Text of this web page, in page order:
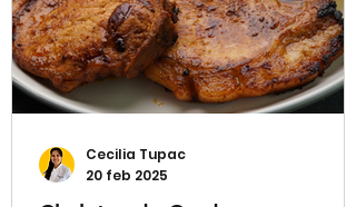
Cecilia Tupac
20 feb 2025